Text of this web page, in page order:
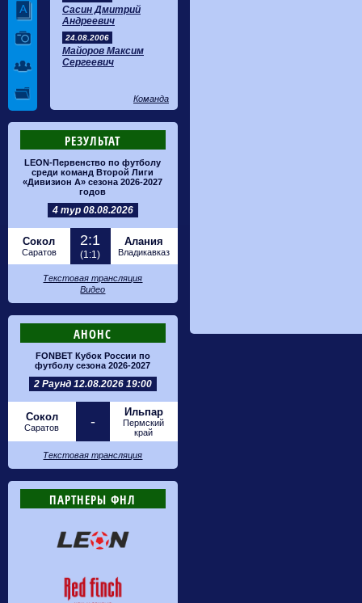
Сасин Дмитрий
Андреевич
24.08.2006
Майоров Максим
Сергеевич
Команда
РЕЗУЛЬТАТ
LEON-Первенство по футболу
среди команд Второй Лиги
«Дивизион А» сезона 2026-2027
годов
4 тур 08.08.2026
Сокол
Саратов
2:1
(1:1)
Алания
Владикавказ
Текстовая трансляция
Видео
АНОНС
FONBET Кубок России по
футболу сезона 2026-2027
2 Раунд 12.08.2026 19:00
Сокол
Саратов -
Ильпар
Пермский
край
Текстовая трансляция
ПАРТНЕРЫ ФНЛ